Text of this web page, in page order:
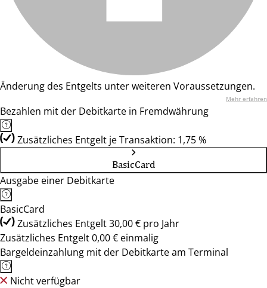
Änderung des Entgelts unter weiteren Voraussetzungen.
Mehr erfahren
Bezahlen mit der Debitkarte in Fremdwährung
Zusätzliches Entgelt je Transaktion: 1,75 %
BasicCard
Ausgabe einer Debitkarte
BasicCard
Zusätzliches Entgelt 30,00 € pro Jahr
Zusätzliches Entgelt 0,00 € einmalig
Bargeldeinzahlung mit der Debitkarte am Terminal
Nicht verfügbar